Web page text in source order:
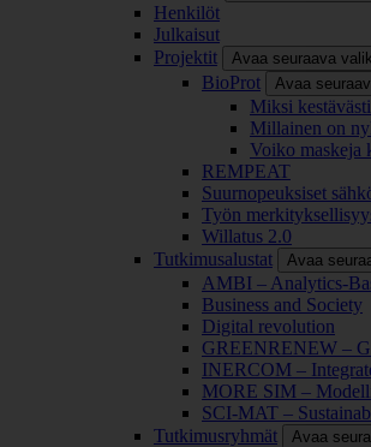
Henkilöt
Julkaisut
Projektit
Avaa seuraava
BioProt Avaa
Miksi
Millainen on
Voiko maskeja
REMPEAT
Suurnopeuksiset
Työn
Willatus 2.0
Tutkimusalustat
Avaa
AMBI – Analytics-
Business and Society
Digital revolution
GREENRENEW –
INERCOM –
MORE SIM –
SCI-MAT –
Tutkimusryhmät
Avaa